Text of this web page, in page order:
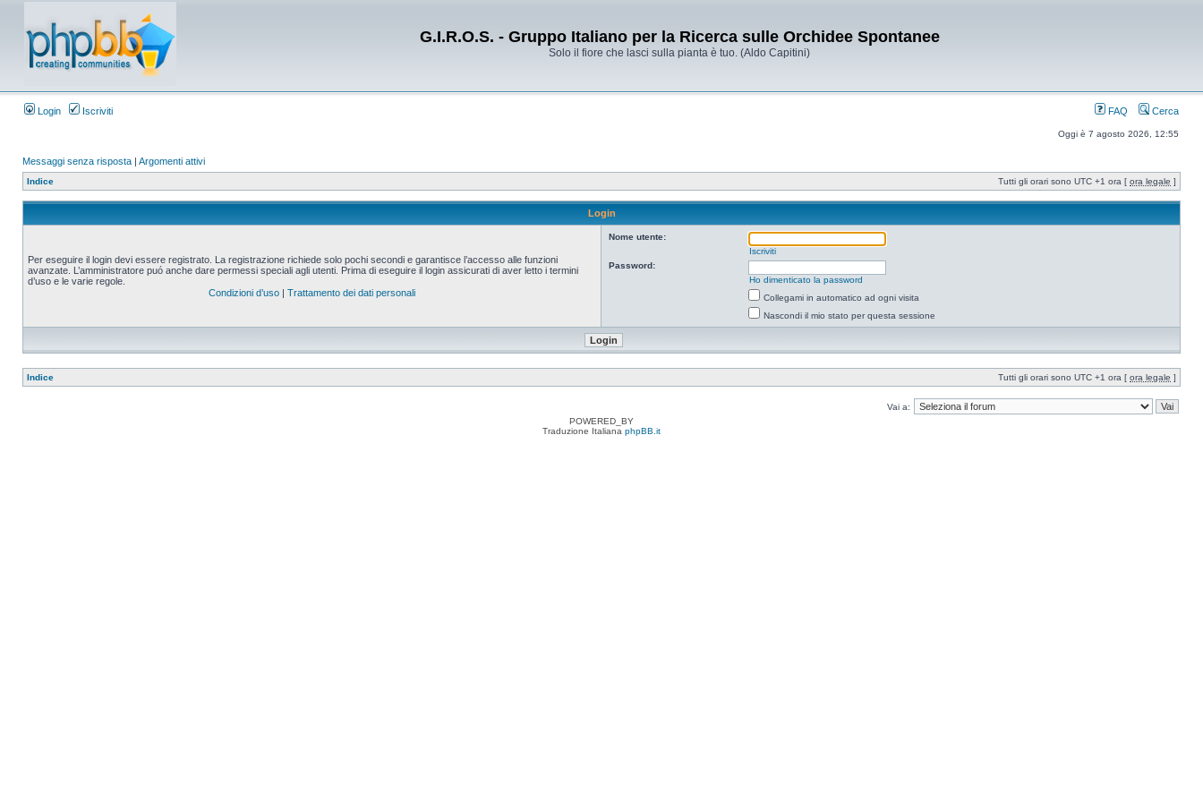
G.I.R.O.S. - Gruppo Italiano per la Ricerca sulle Orchidee Spontanee
Solo il fiore che lasci sulla pianta è tuo. (Aldo Capitini)
Login Iscriviti FAQ Cerca
Oggi è 7 agosto 2026, 12:55
Messaggi senza risposta | Argomenti attivi
Indice Tutti gli orari sono UTC +1 ora [ ora legale ]
Login
Per eseguire il login devi essere registrato. La registrazione richiede solo pochi secondi e garantisce l’accesso alle funzioni
avanzate. L’amministratore puó anche dare permessi speciali agli utenti. Prima di eseguire il login assicurati di aver letto i termini
d’uso e le varie regole.
Condizioni d’uso | Trattamento dei dati personali
Nome utente:
Iscriviti
Password:
Ho dimenticato la password
Collegami in automatico ad ogni visita
Nascondi il mio stato per questa sessione
Indice Tutti gli orari sono UTC +1 ora [ ora legale ]
Vai a:
POWERED_BY
Traduzione Italiana phpBB.it